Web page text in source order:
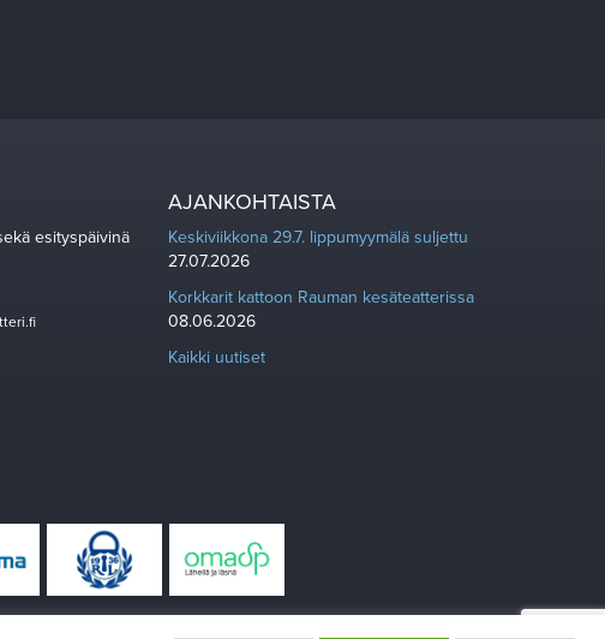
esityspäivinä
AJANKOHTAISTA
Keskiviikkona 29.7. lippumyymälä suljettu
27.07.2026
Korkkarit kattoon Rauman kesäteatterissa
08.06.2026
Kaikki uutiset